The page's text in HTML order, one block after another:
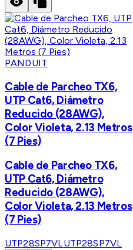
PANDUIT
Cable de Parcheo TX6,
UTP Cat6, Diámetro
Reducido (28AWG),
Color Violeta, 2.13 Metros
(7 Pies)
Cable de Parcheo TX6,
UTP Cat6, Diámetro
Reducido (28AWG),
Color Violeta, 2.13 Metros
(7 Pies)
UTP28SP7VLUTP28SP7VL